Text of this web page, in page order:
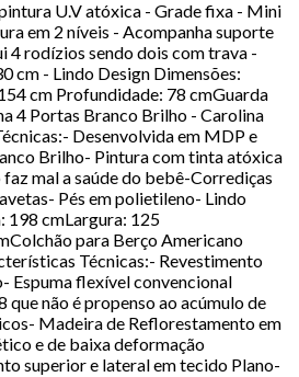
U.V atóxica - Grade fixa - Mini
em 2 níveis - Acompanha suporte
4 rodízios sendo dois com trava -
cm - Lindo Design Dimensões:
cm Profundidade: 78 cmGuarda
4 Portas Branco Brilho - Carolina
Desenvolvida em MDP e
Brilho- Pintura com tinta atóxica
mal a saúde do bebê-Corrediças
Pés em polietileno- Lindo
198 cmLargura: 125
para Berço Americano
Técnicas:- Revestimento
Espuma flexível convencional
não é propenso ao acúmulo de
Madeira de Reflorestamento em
e de baixa deformação
superior e lateral em tecido Plano-